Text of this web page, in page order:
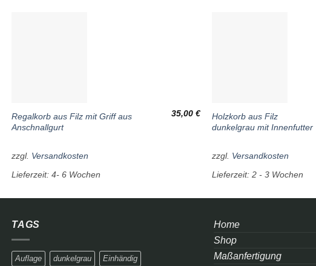
Regalkorb aus Filz mit Griff aus
Anschnallgurt
35,00 €
zzgl. Versandkosten
Lieferzeit: 4- 6 Wochen
Holzkorb aus Filz
dunkelgrau mit Innenfutter
zzgl. Versandkosten
Lieferzeit:2 - 3 Wochen
TAGS
Auflage dunkelgrau Einhändig
Home
Shop
Maßanfertigung